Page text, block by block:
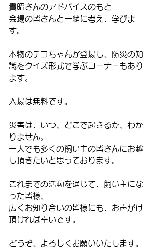
貴昭さんのアドバイスのもと
会場の皆さんと一緒に考え、学びま
す。
本物のチコちゃんが登場し、防災の知
識をクイズ形式で学ぶコーナーもあり
ます。
入場は無料です。
災害は、いつ、どこで起きるか、わか
りません。
一人でも多くの飼い主の皆さんにお越
し頂きたいと思っております。
これまでの活動を通じて、飼い主にな
った皆様、
広くお知り合いの皆様にも、お声がけ
頂ければ幸いです。
どうぞ、よろしくお願いいたします。